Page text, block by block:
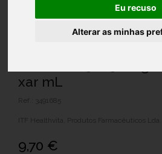
Eu recuso
Alterar as minhas
xar mL
Ref.: 3491685
ITF Healthvita, Produtos Farmacêuticos Lda.
9,70 €